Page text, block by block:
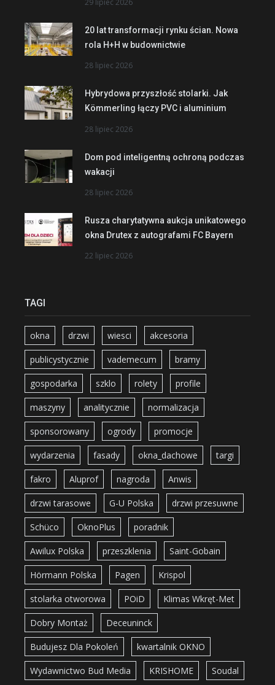
29 lipiec 2026
20 lat transformacji rynku ścian. Nowa
rola H+H w budownictwie
28 lipiec 2026
Hybrydowa przyszłość stolarki. Jak
Kömmerling łączy PVC i aluminium
28 lipiec 2026
Dom pod inteligentną ochroną podczas
wakacji
28 lipiec 2026
Rusza charytatywna aukcja unikatowego
okna Drutex z autografami FC Bayern
22 lipiec 2026
TAGI
okna drzwi wiesci akcesoria
publicystycznie vademecum bramy
gospodarka szklo rolety profile
maszyny analitycznie normalizacja
sponsorowany ogrody promocje
wydarzenia fasady okna_dachowe targi
fakro Aluprof nagroda Anwis
drzwi tarasowe G-U Polska drzwi przesuwne
Schüco OknoPlus poradnik
Awilux Polska przeszklenia Saint-Gobain
Hörmann Polska Pagen Krispol
stolarka otworowa POiD Klimas Wkręt-Met
Dobry Montaż Deceuninck
Budujesz Dla Pokoleń kwartalnik OKNO
Wydawnictwo Bud Media KRISHOME Soudal